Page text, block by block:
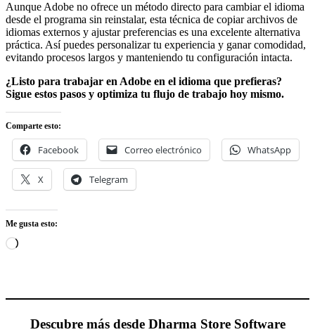
Aunque Adobe no ofrece un método directo para cambiar el idioma
desde el programa sin reinstalar, esta técnica de copiar archivos de
idiomas externos y ajustar preferencias es una excelente alternativa
práctica. Así puedes personalizar tu experiencia y ganar comodidad,
evitando procesos largos y manteniendo tu configuración intacta.
¿Listo para trabajar en Adobe en el idioma que prefieras?
Sigue estos pasos y optimiza tu flujo de trabajo hoy mismo.
Comparte esto:
Facebook Correo electrónico WhatsApp
X Telegram
Me gusta esto:
Cargando...
Descubre más desde Dharma Store Software